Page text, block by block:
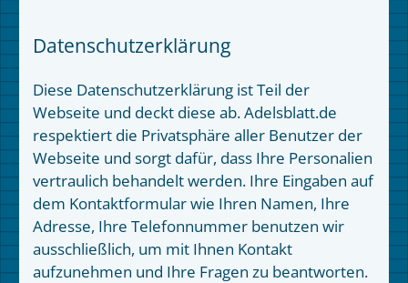
Datenschutzerklärung
Diese Datenschutzerklärung ist Teil der
Webseite und deckt diese ab. Adelsblatt.de
respektiert die Privatsphäre aller Benutzer der
Webseite und sorgt dafür, dass Ihre Personalien
vertraulich behandelt werden. Ihre Eingaben auf
dem Kontaktformular wie Ihren Namen, Ihre
Adresse, Ihre Telefonnummer benutzen wir
ausschließlich, um mit Ihnen Kontakt
aufzunehmen und Ihre Fragen zu beantworten.